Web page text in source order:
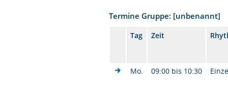
Termine Gruppe: [unbenannt]
Tag Zeit
Mo. 09:00 bis 10:30